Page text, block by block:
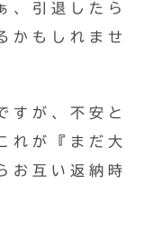
、引退したら
かもしれませ
すが、不安と
れが『まだ大
お互い返納時